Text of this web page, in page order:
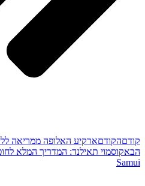
קודםהקודםארקיע האלופה ממריאה
הבאקוסמוי תאילנד: המדריך המלא
Samui